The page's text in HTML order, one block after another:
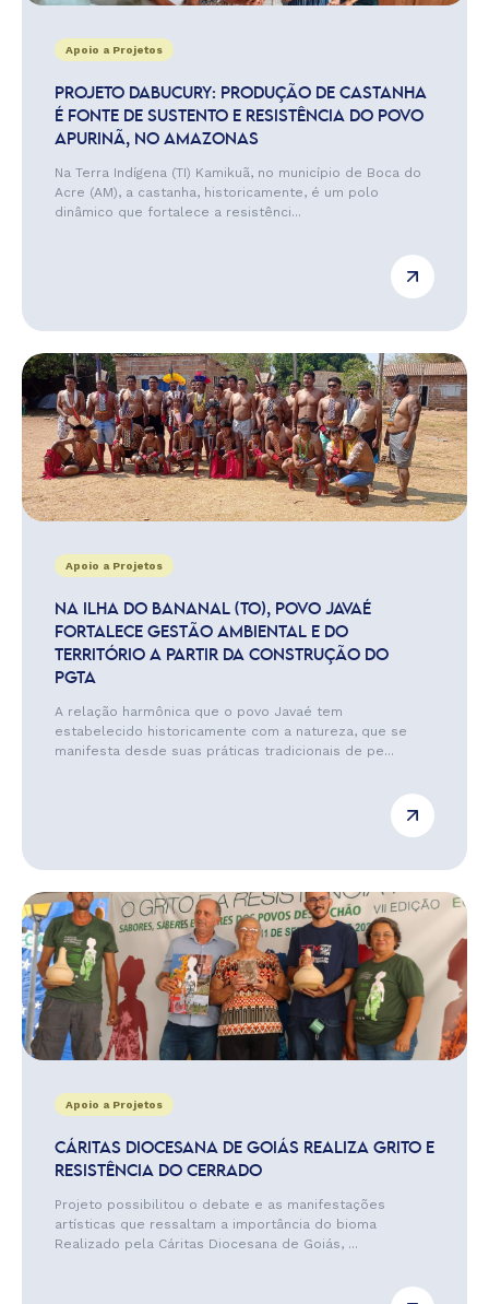
Apoio a Projetos
PROJETO DABUCURY: PRODUÇÃO DE CASTANHA
É FONTE DE SUSTENTO E RESISTÊNCIA DO POVO
APURINÃ, NO AMAZONAS
Na Terra Indígena (TI) Kamikuã, no município de Boca do
Acre (AM), a castanha, historicamente, é um polo
dinâmico que fortalece a resistênci...
Apoio a Projetos
NA ILHA DO BANANAL (TO), POVO JAVAÉ
FORTALECE GESTÃO AMBIENTAL E DO
TERRITÓRIO A PARTIR DA CONSTRUÇÃO DO
PGTA
A relação harmônica que o povo Javaé tem
estabelecido historicamente com a natureza, que se
manifesta desde suas práticas tradicionais de pe...
Apoio a Projetos
CÁRITAS DIOCESANA DE GOIÁS REALIZA GRITO E
RESISTÊNCIA DO CERRADO
Projeto possibilitou o debate e as manifestações
artísticas que ressaltam a importância do bioma
Realizado pela Cáritas Diocesana de Goiás, ...